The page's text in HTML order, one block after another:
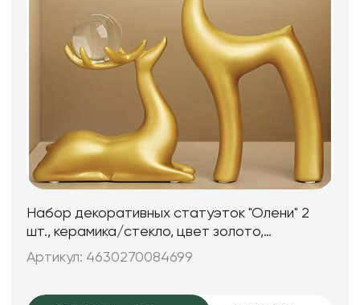
Набор декоративных статуэток "Олени" 2
шт., керамика/стекло, цвет золото,
12,5*5,5*24; 15,5*5,5*16,5 см.
Артикул: 4630270084699